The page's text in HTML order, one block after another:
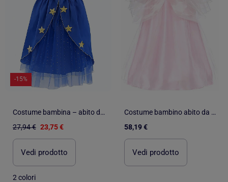
-15%
Costume bambina – abito da principessa lina | Labay
27,94 € 23,75 €
Vedi prodotto
2 colori
Costume bambino abito da principessa rosa e oro | Great Pretenders
58,19 €
Vedi prodotto